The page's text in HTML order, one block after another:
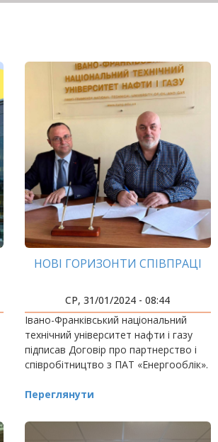
НОВІ ГОРИЗОНТИ СПІВПРАЦІ
СР, 31/01/2024 - 08:44
Івано-Франківський національний
технічний університет нафти і газу
підписав Договір про партнерство і
співробітництво з ПАТ «Енергооблік».
Переглянути